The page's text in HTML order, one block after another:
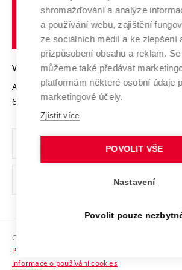
Transfer znalostí
Open Science
Projekty
Projekty ze strukturálních fondů
Specifický výzkum
Mezinárodní dohody
Univerzitní sítě
Udržitelná univerzita
Podnikavá univerzita / ContriBUTe
Bezpečná univerzita
Vyznamenání
Organizační struktura
Ochrana osobních údajů
odkaz)
Sociální bezpečí
HR Award
Brně
VYSOKÉ UČENÍ TECHNICKÉ V BRNĚ
Antonínská 548/1
602 00 Brno
www.vut.cz
vut@vutbr.cz
Copyright © 2026 VUT
Prohlášení o přístupnosti
Informace o používání cookies
shromažďování a analýze
a používání webu, zajištění
ze sociálních médií a ke zlepšení
přizpůsobení obsahu a reklam.
můžeme také předávat
platformám některé osobní údaje
marketingové účely.
Zjistit více
POVOLIT VŠE
Nastavení
Povolit pouze